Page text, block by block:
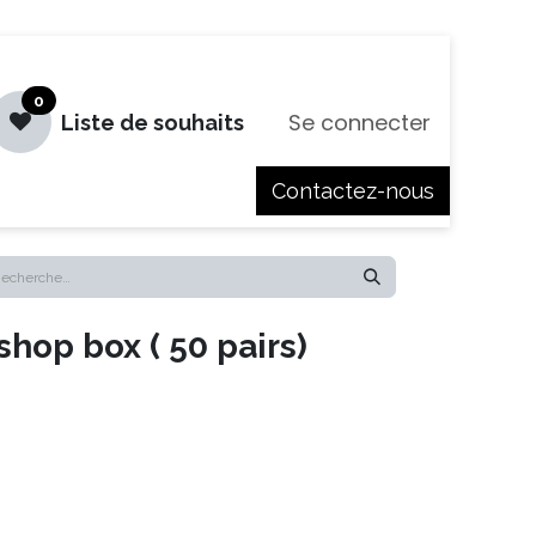
0
Liste de souhaits Se connecter
Contactez-nous
box ( 50 pairs)